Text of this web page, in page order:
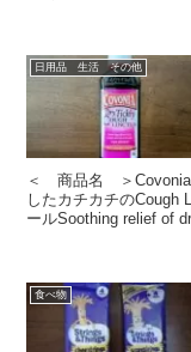
日用品 生活 その他
＜ 商品名 ＞Covonia
したカチカチのCough
ールSoothing relief of
食べ物